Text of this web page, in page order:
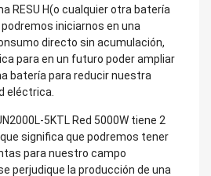
RESU H(o cualquier otra batería
podremos iniciarnos en una
directo sin acumulación,
para en un futuro poder ampliar
batería para reducir nuestra
eléctrica.
5KTL Red 5000W tiene 2
significa que podremos tener
para nuestro campo
perjudique la producción de una